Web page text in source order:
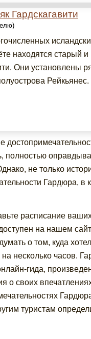
Гардскагавити
находятся старый
Они установлены
полностью
не только
Гардюра, в
расписание
на нашем
о том, куда
несколько часов.
гида,
о своих
туристам